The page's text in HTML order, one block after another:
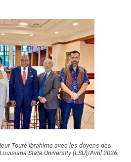
Touré Ibrahima avec les doyens des
State University (LSU)/Avril 2026.